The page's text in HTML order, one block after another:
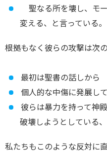
聖なる所を壊し、モ
変える、と言っている。
根拠もなく彼らの攻撃は次
最初は聖書の話しから
個人的な中傷に発展して
彼らは暴力を持って神
破壊しようとしている
私たちもこのような反対に